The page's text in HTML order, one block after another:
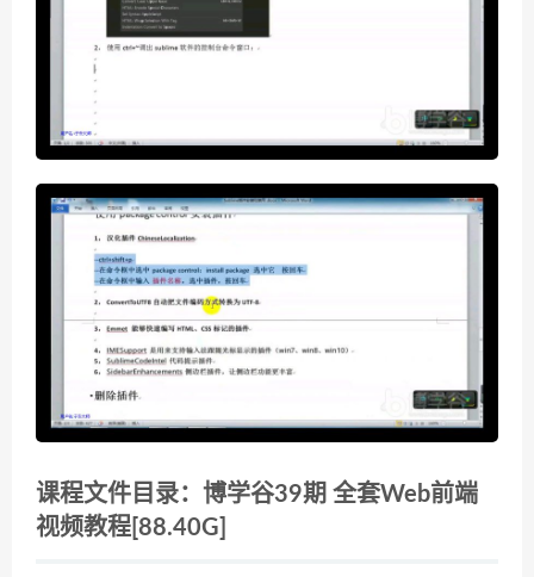
课程文件目录：博学谷39期 全套Web前端
视频教程[88.40G]